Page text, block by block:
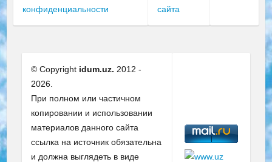
конфиденциальности
сайта
© Copyright idum.uz. 2012 -
2026.
При полном или частичном
копировании и использовании
материалов данного сайта
ссылка на источник обязательна
и должна выглядеть в виде